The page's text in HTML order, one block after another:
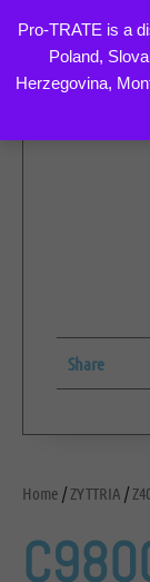
Pro-TRATE is a
Poland,
Herzegovina,
to
Home /ZYTTRIA /
Share